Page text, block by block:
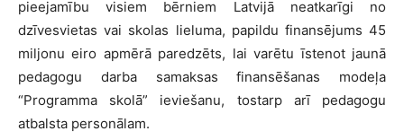
pieejamību visiem bērniem Latvijā neatkarīgi no
dzīvesvietas vai skolas lieluma, papildu finansējums 45
miljonu eiro apmērā paredzēts, lai varētu īstenot jaunā
pedagogu darba samaksas finansēšanas modeļa
“Programma skolā” ieviešanu, tostarp arī pedagogu
atbalsta personālam.